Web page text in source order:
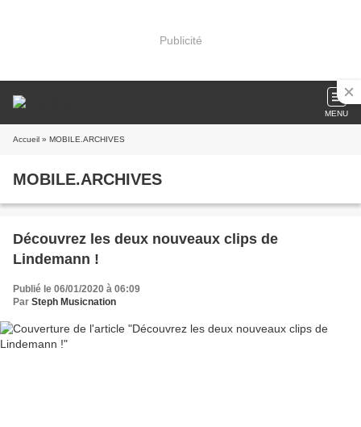
Publicité
MENU
Accueil » MOBILE.ARCHIVES
MOBILE.ARCHIVES
Découvrez les deux nouveaux clips de
Lindemann !
Publié le 06/01/2020 à 06:09
Par Steph Musicnation